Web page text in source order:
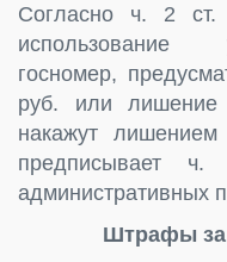
Согласно ч. 2
использование
госномер,
руб. или
накажут
предписывает
административных
Штрафы за